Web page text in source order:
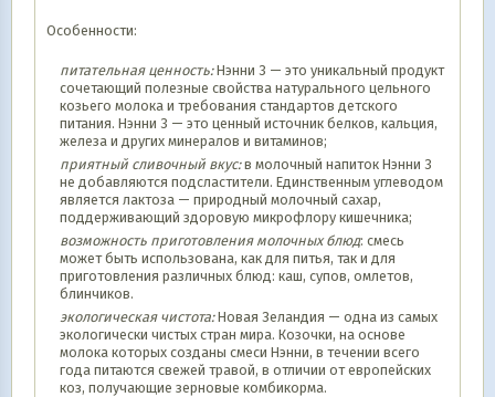
Особенности:
питательнаяценность:Нэнни 3 — это уникальный продукт
сочетающий полезные свойства натурального цельного
козьего молока и требования стандартов детского
питания. Нэнни 3 — это ценный источник белков, кальция,
железа и других минералов и витаминов;
приятный сливочный вкус:в молочный напиток Нэнни 3
не добавляются подсластители. Единственным углеводом
является лактоза — природный молочный сахар,
поддерживающий здоровую микрофлору кишечника;
возможность приготовления молочных блюд: смесь
может быть использована, как для питья, так и для
приготовления различных блюд: каш, супов, омлетов,
блинчиков.
экологическая чистота:Новая Зеландия — одна из самых
экологически чистых стран мира. Козочки, на основе
молока которых созданы смеси Нэнни, в течении всего
года питаются свежей травой, в отличии от европейских
коз, получающие зерновые комбикорма.